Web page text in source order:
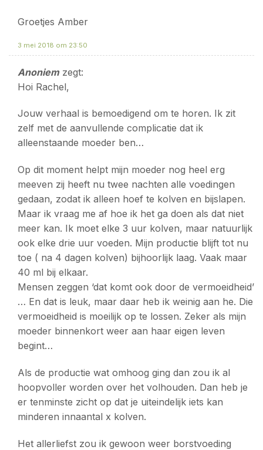
Groetjes Amber
3 mei 2018 om 23:50
Anoniem zegt:
Hoi Rachel,
Jouw verhaal is bemoedigend om te horen. Ik zit
zelf met de aanvullende complicatie dat ik
alleenstaande moeder ben…
Op dit moment helpt mijn moeder nog heel erg
meeven zij heeft nu twee nachten alle voedingen
gedaan, zodat ik alleen hoef te kolven en bijslapen.
Maar ik vraag me af hoe ik het ga doen als dat niet
meer kan. Ik moet elke 3 uur kolven, maar natuurlijk
ook elke drie uur voeden. Mijn productie blijft tot nu
toe ( na 4 dagen kolven) bijhoorlijk laag. Vaak maar
40 ml bij elkaar.
Mensen zeggen ‘dat komt ook door de vermoeidheid’
… En dat is leuk, maar daar heb ik weinig aan he. Die
vermoeidheid is moeilijk op te lossen. Zeker als mijn
moeder binnenkort weer aan haar eigen leven
begint…
Als de productie wat omhoog ging dan zou ik al
hoopvoller worden over het volhouden. Dan heb je
er tenminste zicht op dat je uiteindelijk iets kan
minderen innaantal x kolven.
Het allerliefst zou ik gewoon weer borstvoeding